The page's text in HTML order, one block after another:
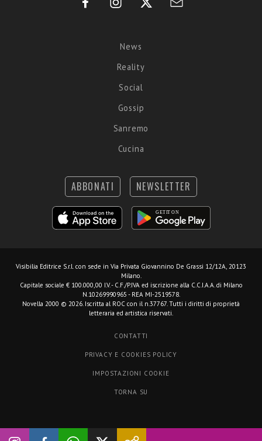
News
Reality
Social
Gossip
Sanremo
Cucina
ABBONATI NEWSLETTER
Visibilia Editrice S.r.l. con sede in Via Privata Giovannino De Grassi 12/12A, 20123
Milano.
Capitale sociale € 100.000,00 I.V. - C.F./P.IVA ed iscrizione alla C.C.I.A.A. di Milano
N.10269990965 - REA MI-2519578.
Novella 2000 © 2026. Iscritta al ROC con il n.37767. Tutti i diritti di proprietà
letteraria ed artistica riservati.
CONTATTI
PRIVACY E COOKIES POLICY
IMPOSTAZIONI COOKIE
TORNA SU